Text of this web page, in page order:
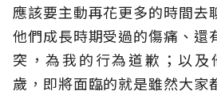
應該要主動再花更多的時間去
他們成長時期受過的傷痛、還
突，為我的行為道歉；以及
歲，即將面臨的就是雖然大家